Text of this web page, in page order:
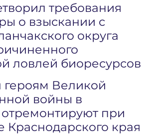
требования
о взыскании с
округа
ловлей биоресурсов
Великой
войны в
отремонтируют при
Краснодарского края